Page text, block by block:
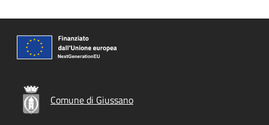
Comune di Giussano